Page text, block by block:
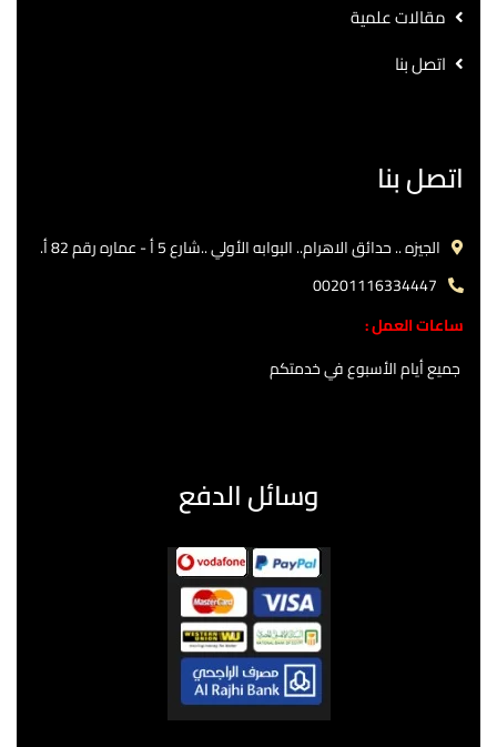
مقالات علمية
اتصل بنا
اتصل بنا
الجيزه .. حدائق الاهرام.. البوابه الأولي ..شارع 5 أ - عماره رقم 82 أ.
00201116334447
ساعات العمل :
جميع أيام الأسبوع في خدمتكم
وسائل الدفع